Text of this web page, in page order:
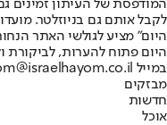
המודפסת של העיתון זמינים
לקבל אותם גם בניוזלטר.
היום" מציע לגולשי האתר
היום פתוח להערות, לביקורת
במייל hayom@israelhayom.co.il.
מבזקים
חדשות
אוכל